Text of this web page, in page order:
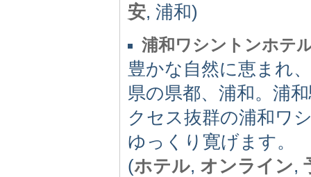
安, 浦和)
浦和ワシントンホテ
豊かな自然に恵まれ
県の県都、浦和。浦
クセス抜群の浦和ワ
ゆっくり寛げます。
(ホテル, オンライン,